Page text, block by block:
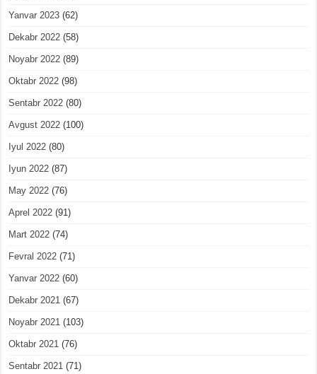
Yanvar 2023 (62)
Dekabr 2022 (58)
Noyabr 2022 (89)
Oktabr 2022 (98)
Sentabr 2022 (80)
Avgust 2022 (100)
Iyul 2022 (80)
Iyun 2022 (87)
May 2022 (76)
Aprel 2022 (91)
Mart 2022 (74)
Fevral 2022 (71)
Yanvar 2022 (60)
Dekabr 2021 (67)
Noyabr 2021 (103)
Oktabr 2021 (76)
Sentabr 2021 (71)